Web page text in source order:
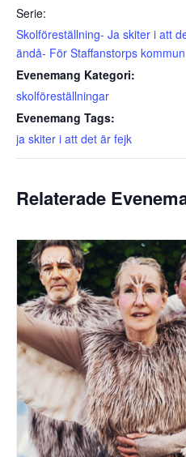
Serie:
Skolföreställning- Ja skiter i att
ändå- För Staffanstorps
Evenemang Kategori:
skolföreställningar
Evenemang Tags:
ja skiter i att det är fejk
Relaterade